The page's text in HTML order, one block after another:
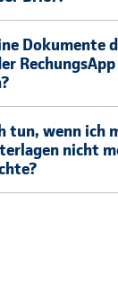
Dokumente
tun, wenn ich
nicht